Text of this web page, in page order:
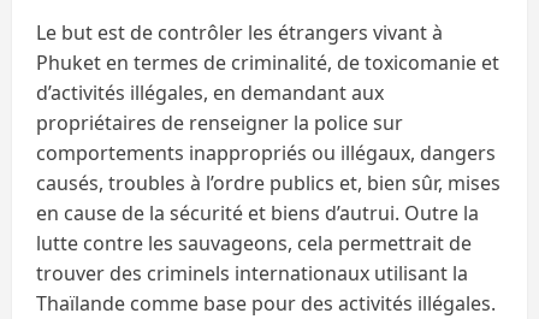
Le but est de contrôler les étrangers vivant à
Phuket en termes de criminalité, de toxicomanie et
d’activités illégales, en demandant aux
propriétaires de renseigner la police sur
comportements inappropriés ou illégaux, dangers
causés, troubles à l’ordre publics et, bien sûr, mises
en cause de la sécurité et biens d’autrui. Outre la
lutte contre les sauvageons, cela permettrait de
trouver des criminels internationaux utilisant la
Thaïlande comme base pour des activités illégales.